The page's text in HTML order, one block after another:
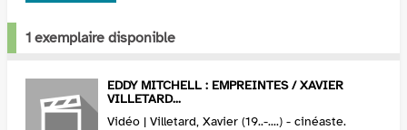
1 exemplaire disponible
EDDY MITCHELL : EMPREINTES / XAVIER
VILLETARD...
Vidéo | Villetard, Xavier (19..-....) - cinéaste.